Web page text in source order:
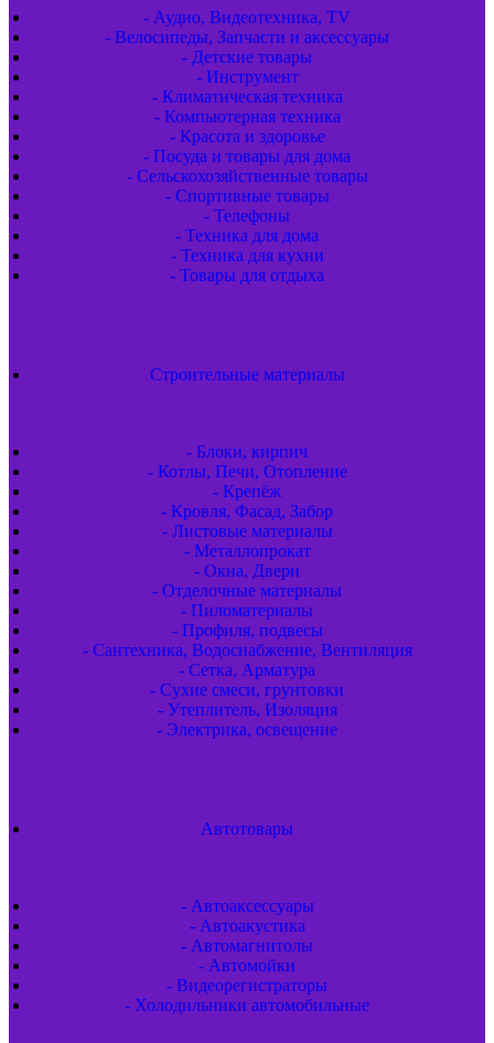
- Аудио, Видеотехника, TV
- Велосипеды, Запчасти и аксессуары
- Детские товары
- Инструмент
- Климатическая техника
- Компьютерная техника
- Красота и здоровье
- Посуда и товары для дома
- Сельскохозяйственные товары
- Спортивные товары
- Телефоны
- Техника для дома
- Техника для кухни
- Товары для отдыха
Строительные материалы
- Блоки, кирпич
- Котлы, Печи, Отопление
- Крепёж
- Кровля, Фасад, Забор
- Листовые материалы
- Металлопрокат
- Окна, Двери
- Отделочные материалы
- Пиломатериалы
- Профиля, подвесы
- Сантехника, Водоснабжение, Вентиляция
- Сетка, Арматура
- Сухие смеси, грунтовки
- Утеплитель, Изоляция
- Электрика, освещение
Автотовары
- Автоаксессуары
- Автоакустика
- Автомагнитолы
- Автомойки
- Видеорегистраторы
- Холодильники автомобильные